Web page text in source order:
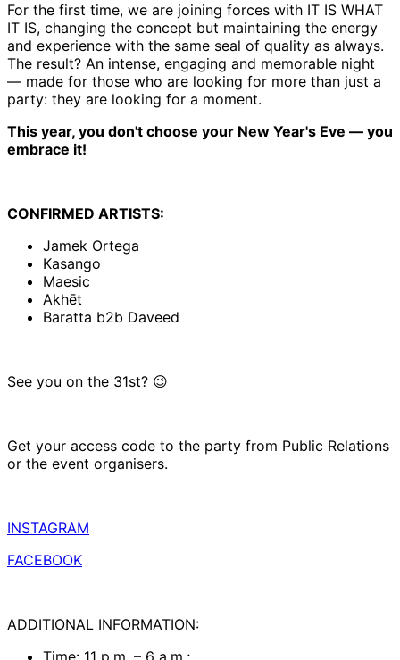
For the first time, we are joining forces with IT IS WHAT
IT IS, changing the concept but maintaining the energy
and experience with the same seal of quality as always.
The result? An intense, engaging and memorable night
— made for those who are looking for more than just a
party: they are looking for a moment.
This year, you don't choose your New Year's Eve — you
embrace it!
CONFIRMED ARTISTS:
Jamek Ortega
Kasango
Maesic
Akhēt
Baratta b2b Daveed
See you on the 31st? 😉
Get your access code to the party from Public Relations
or the event organisers.
INSTAGRAM
FACEBOOK
ADDITIONAL INFORMATION: